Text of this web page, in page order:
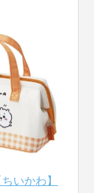
いかわ】